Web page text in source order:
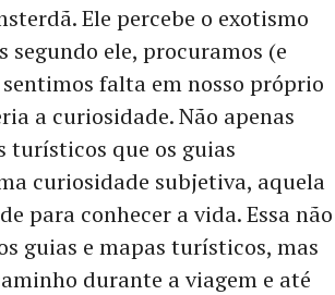
Ele percebe o exotismo
ele, procuramos (e
falta em nosso próprio
a curiosidade. Não apenas
turísticos que os guias
curiosidade subjetiva, aquela
para conhecer a vida. Essa não
guias e mapas turísticos, mas
durante a viagem e até